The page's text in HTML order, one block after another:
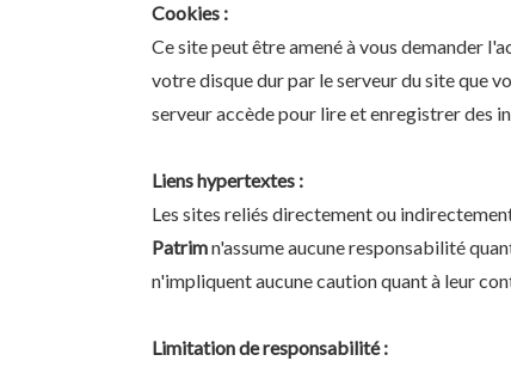
Cookies :
Ce site peut être amené à vous demander
votre disque dur par le serveur du site que
serveur accède pour lire et enregistrer des
Liens hypertextes :
Les sites reliés directement ou
Patrimn'assume aucune responsabilité
n'impliquent aucune caution quant à leur
Limitation de responsabilité :